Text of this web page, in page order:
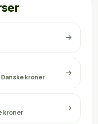
kroner
kroner